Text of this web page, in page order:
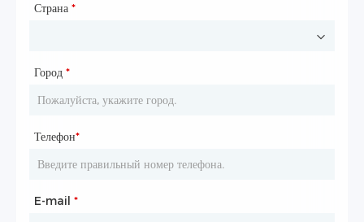
Страна *
Город *
Телефон*
E-mail *